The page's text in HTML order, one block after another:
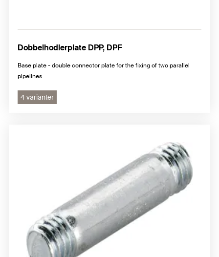
Dobbelhodlerplate DPP, DPF
Base plate - double connector plate for the fixing of two parallel
pipelines
4 varianter